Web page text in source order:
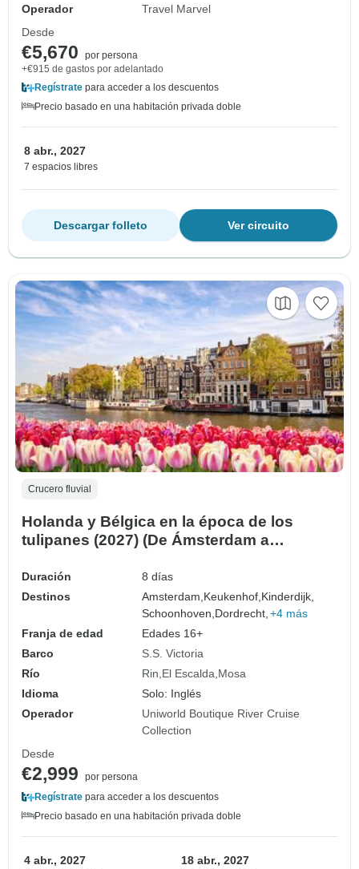
Operador
Travel Marvel
Desde
€5,670
por persona
+€915 de gastos por adelantado
Regístrate para acceder a los descuentos
Precio basado en una habitación privada doble
8 abr., 2027
7 espacios libres
Ver circuito
Descargar folleto
Crucero fluvial
Holanda y Bélgica en la época de los
tulipanes (2027) (De Ámsterdam a
Duración
8 días
Destinos
Amsterdam, Keukenhof, Kinderdijk,
Schoonhoven, Dordrecht, +4 más
Franja de edad
Edades 16+
Barco
S.S. Victoria
Río
Rin El Escalda Mosa
Idioma
Solo: Inglés
Operador
Uniworld Boutique River Cruise
Collection
Desde
€2,999
por persona
Regístrate para acceder a los descuentos
Precio basado en una habitación privada doble
4 abr., 2027 18 abr., 2027